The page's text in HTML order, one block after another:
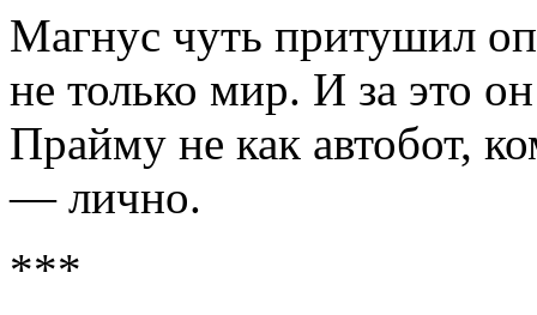
Магнус чуть притушил
не только мир. И за это
Прайму не как автобот,
— лично.
***